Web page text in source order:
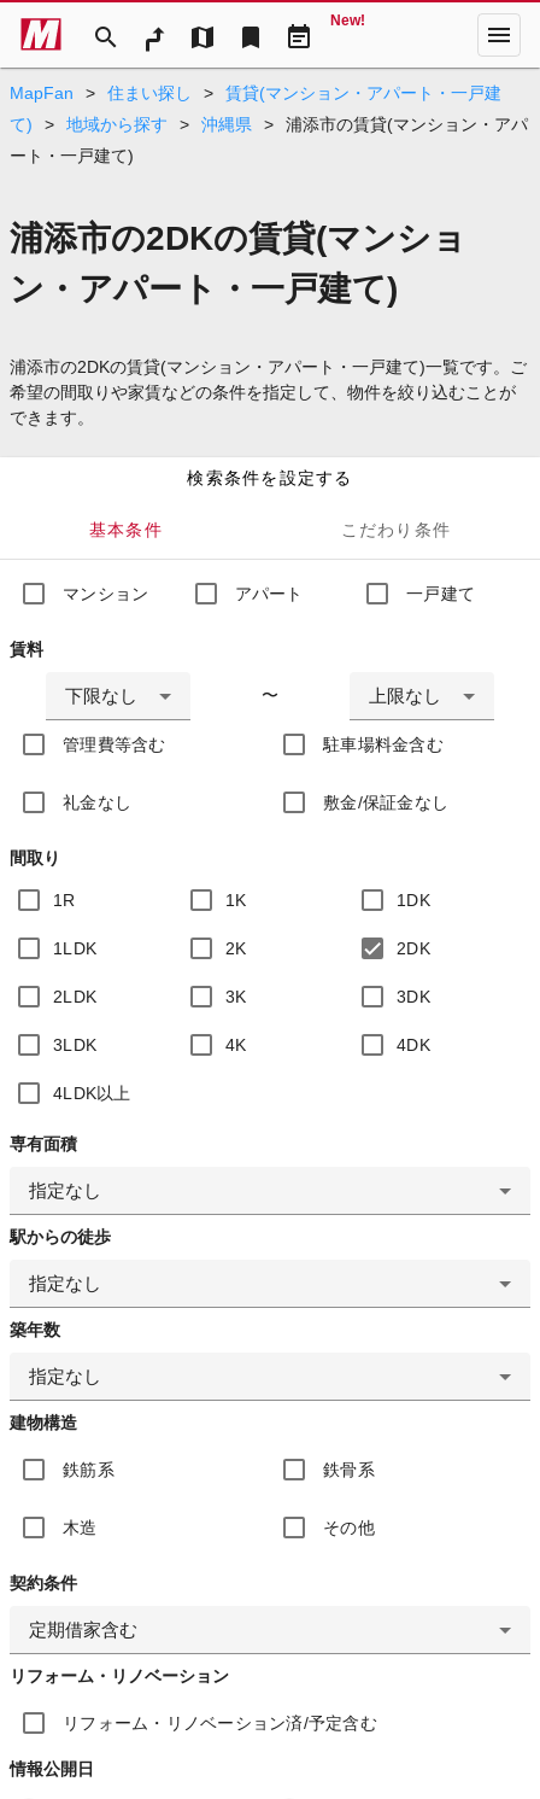
search map bookmark event_note
New! menu
MapFan > 住まい探し >
賃貸(マンション・アパート・一戸建
て)
> 地域から探す > 沖縄県 >
浦添市の賃貸(マンション・アパ
ート・一戸建て)
浦添市の2DKの賃貸(マンショ
ン・アパート・一戸建て)
浦添市の2DKの賃貸(マンション・アパート・一戸建て)一覧です。ご
希望の間取りや家賃などの条件を指定して、物件を絞り込むことが
できます。
検索条件を設定する
基本条件 こだわり条件
マンション アパート 一戸建て
賃料
下限なし 〜 上限なし
管理費等含む 駐車場料金含む
礼金なし 敷金/保証金なし
間取り
1R 1K 1DK
1LDK 2K 2DK
2LDK 3K 3DK
3LDK 4K 4DK
4LDK以上
専有面積
指定なし
駅からの徒歩
指定なし
築年数
指定なし
建物構造
鉄筋系 鉄骨系
木造 その他
契約条件
定期借家含む
リフォーム・リノベーション
リフォーム・リノベーション済/予定含む
情報公開日